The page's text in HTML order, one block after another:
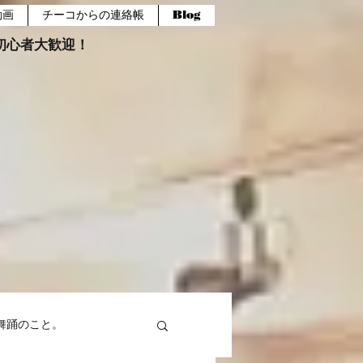
画 チーコからの連絡帳 Blog
者大歓迎！
踊のこと。